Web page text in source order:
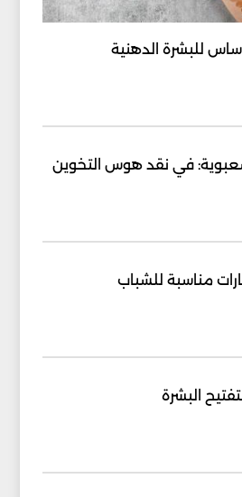
للبشرة الدهنية
في نقد هوس التخوين
البشرة